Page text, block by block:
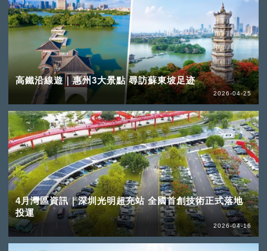
高鐵沿線遊｜惠州3大景點 尋訪蘇東坡足迹
2026-04-25
4月灣區資訊｜深圳光明超充站 全國首創技術正式落地
投運
2026-04-16